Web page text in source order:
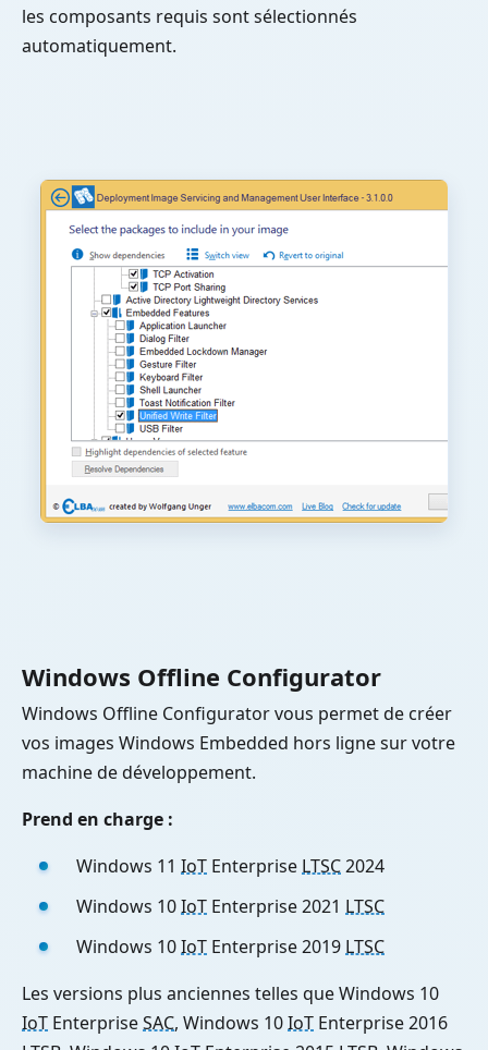
les composants requis sont sélectionnés
automatiquement.
Windows Offline Configurator
Windows Offline Configurator vous permet de créer
vos images Windows Embedded hors ligne sur votre
machine de développement.
Prend en charge :
Windows 11 IoT Enterprise LTSC2024
Windows 10IoT Enterprise 2021 LTSC
Windows 10IoT Enterprise 2019 LTSC
Les versions plus anciennes telles que Windows 10
IoT EnterpriseSAC, Windows 10IoT Enterprise 2016